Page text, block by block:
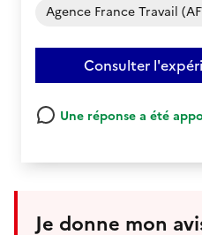
Agence France Travail
Consulter
Une réponse a été
Je donne mon